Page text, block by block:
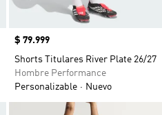
Precio
$ 79.999
Shorts Titulares River Plate 26/27
Hombre Performance
Personalizable
Nuevo